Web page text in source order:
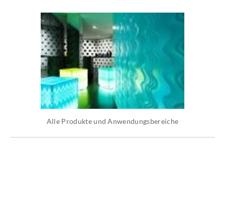
Alle Produkte und Anwendungsbereiche